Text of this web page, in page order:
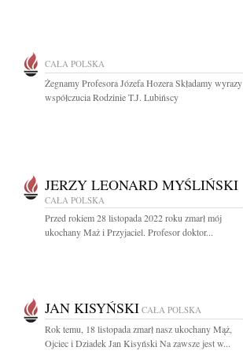
CAŁA POLSKA
Żegnamy Profesora Józefa Hozera Składamy wyrazy
współczucia Rodzinie T.J. Lubińscy
JERZY LEONARD MYŚLIŃSKI
CAŁA POLSKA
Przed rokiem 28 listopada 2022 roku zmarł mój
ukochany Maż i Przyjaciel. Profesor doktor...
JAN KISYŃSKI CAŁA POLSKA
Rok temu, 18 listopada zmarł nasz ukochany Mąż,
Ojciec i Dziadek Jan Kisyński Na zawsze jest w...